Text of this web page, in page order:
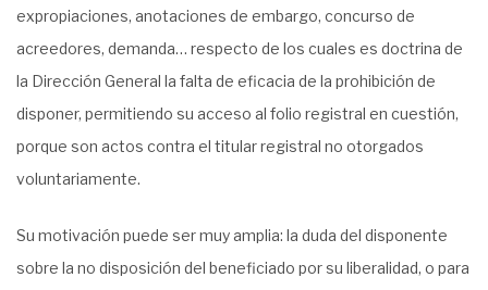
expropiaciones, anotaciones de embargo, concurso de
acreedores, demanda… respecto de los cuales es doctrina de
la Dirección General la falta de eficacia de la prohibición de
disponer, permitiendo su acceso al folio registral en cuestión,
porque son actos contra el titular registral no otorgados
voluntariamente.
Su motivación puede ser muy amplia: la duda del disponente
sobre la no disposición del beneficiado por su liberalidad, o para